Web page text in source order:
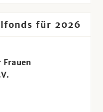
für 2026